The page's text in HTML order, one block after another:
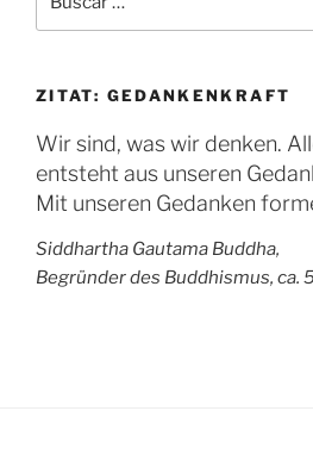
por:
ZITAT: GEDANKENKRAFT
Wir sind, was wir denken.
entsteht aus unseren
Mit unseren Gedanken
Siddhartha Gautama Buddha,
Begründer des Buddhismus, ca.